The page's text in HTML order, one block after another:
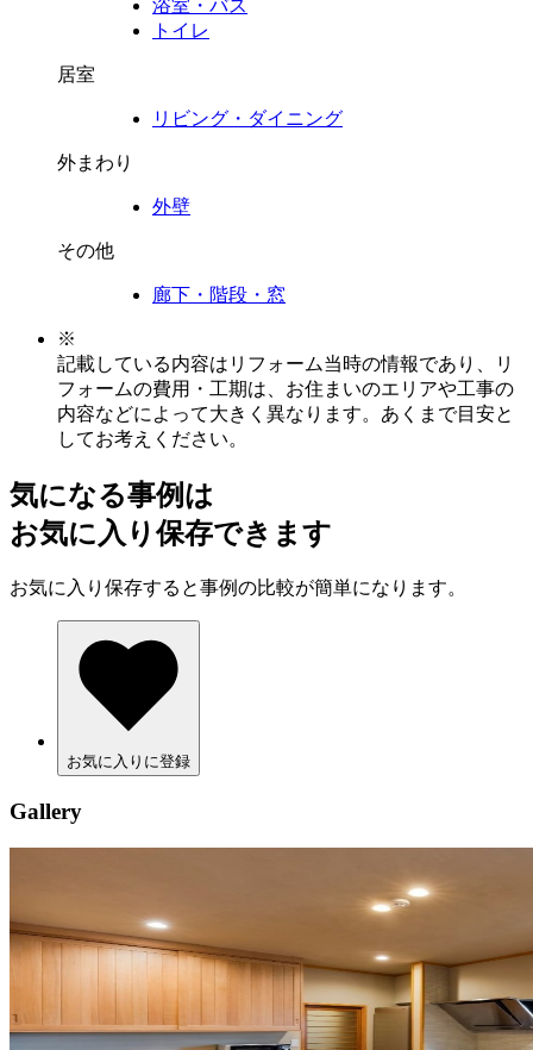
浴室・バス
トイレ
居室
リビング・ダイニング
外まわり
外壁
その他
廊下・階段・窓
※
記載している内容はリフォーム当時の情報であり、リ
フォームの費用・工期は、お住まいのエリアや工事の
内容などによって大きく異なります。あくまで目安と
してお考えください。
気になる事例は
お気に入り保存できます
お気に入り保存すると事例の比較が簡単になります。
お気に入りに登録
Gallery